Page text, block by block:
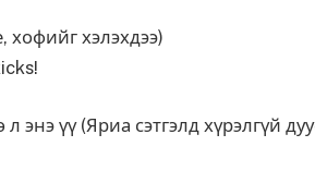
хофийг хэлэхдээ)
энэ үү (Яриа сэтгэлд хүрэлгүй